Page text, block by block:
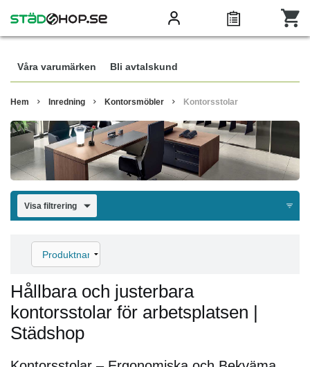
Våra varumärken Bli avtalskund
Hem Inredning Kontorsmöbler Kontorsstolar
Visa filtrering
Hållbara och justerbara
kontorsstolar för arbetsplatsen |
Städshop